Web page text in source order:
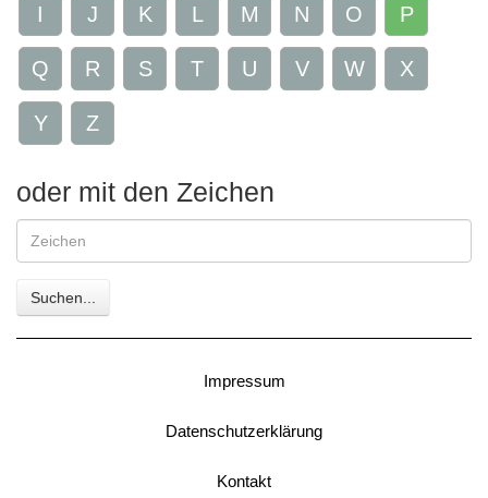
I J K L M N O P
Q R S T U V W X
Y Z
oder mit den Zeichen
Suchen...
Impressum
Datenschutzerklärung
Kontakt